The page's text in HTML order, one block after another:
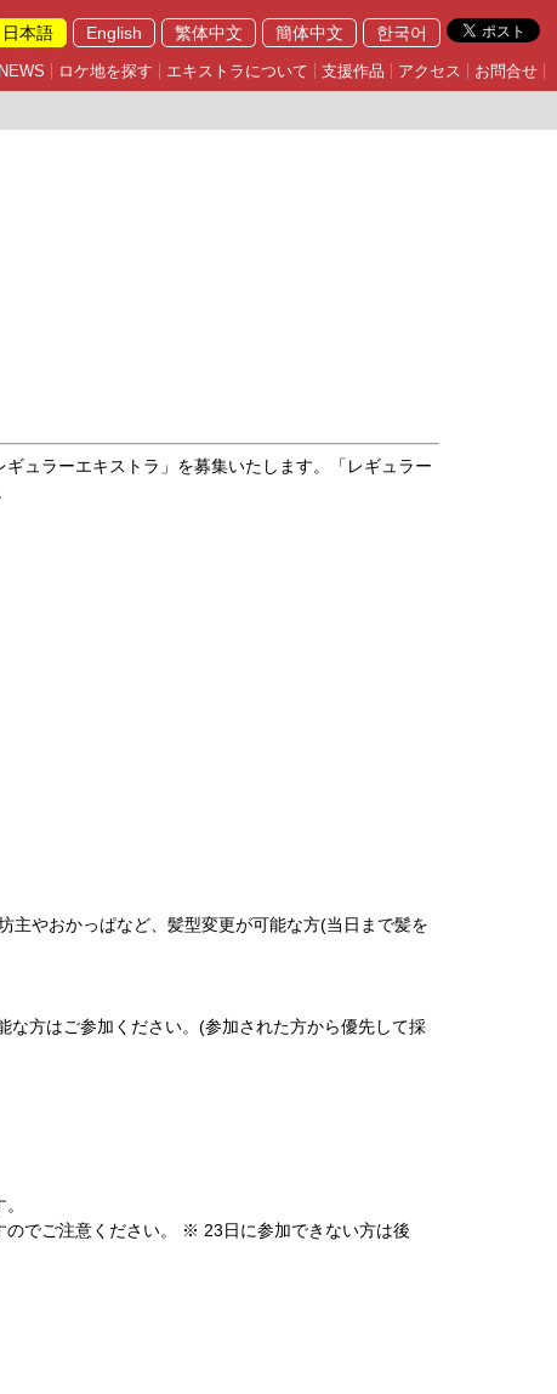
日本語 English 繁体中文 簡体中文 한국어
NEWS ロケ地を探す エキストラについて 支援作品 アクセス お問合せ
ュラーエキストラ」を募集いたします。「レギュラー
主やおかっぱなど、髪型変更が可能な方(当日まで髪を
な方はご参加ください。(参加された方から優先して採
でご注意ください。 ※ 23日に参加できない方は後